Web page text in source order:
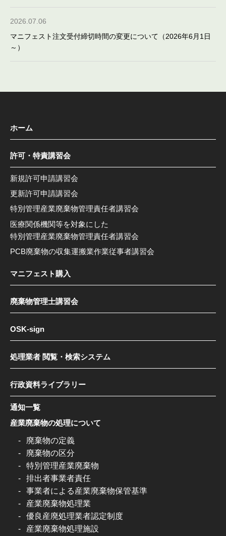
2026.07.06
マニフェスト注文受付締切時間の変更について（2026年6月1日
～）
ホーム
許可・特責講習会
新規許可申請講習会
更新許可申請講習会
特別管理産業廃棄物管理責任者講習会
医療関係機関等を対象にした
特別管理産業廃棄物管理責任者講習会
PCB廃棄物の収集運搬業作業従事者講習会
マニフェスト購入
廃棄物管理士講習会
OSK-sign
処理業者 閲覧・検索システム
行政資料ライブラリー
通知一覧
産業廃棄物の処理について
廃棄物の定義
廃棄物の区分
特別管理産業廃棄物
排出者事業者責任
事業者による産業廃棄物保管基準
産業廃棄物処理業
優良産廃処理業者認定制度
産業廃棄物処理施設